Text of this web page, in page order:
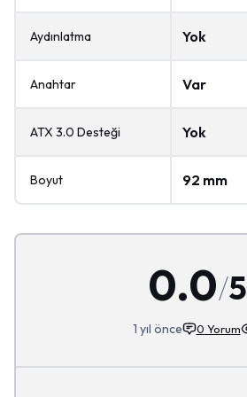
Aydınlatma Yok
Anahtar Var
ATX 3.0 Desteği Yok
Boyut 92 mm
0.0/5
1 yıl önce 0 Yorum